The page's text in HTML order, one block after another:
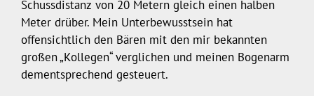
Schussdistanz von 20 Metern gleich einen halben
Meter drüber. Mein Unterbewusstsein hat
offensichtlich den Bären mit den mir bekannten
großen „Kollegen“ verglichen und meinen Bogenarm
dementsprechend gesteuert.